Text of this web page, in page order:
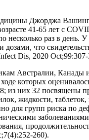
Джорджа
41-65 лет с
раз в день. У
что
Dis, 2020
Австралии,
которых
из них 32 посвящены
жидкости,
для групп риска по
260).